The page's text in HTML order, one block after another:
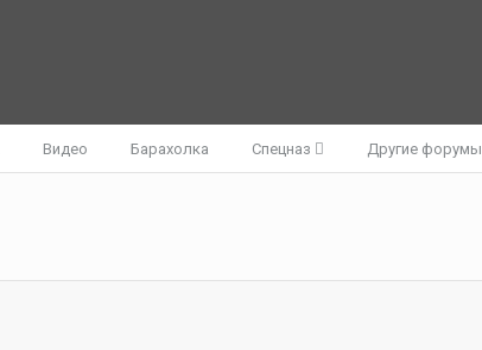
Видео Барахолка Спецназ Другие форумы